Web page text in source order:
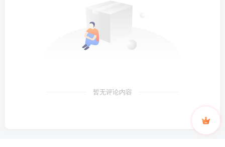
暂无评论内容